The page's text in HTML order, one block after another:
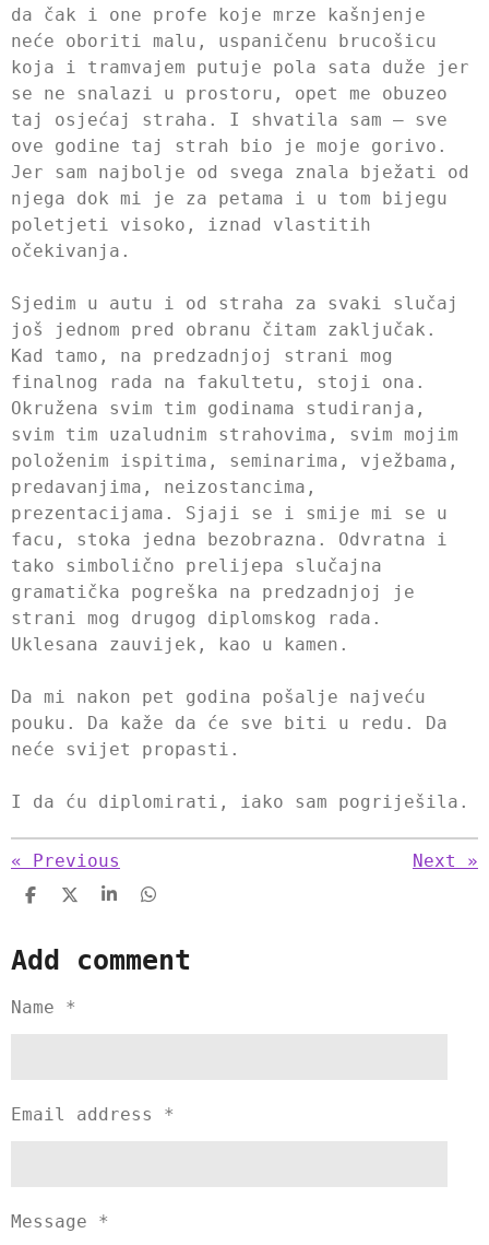
da čak i one profe koje mrze kašnjenje
neće oboriti malu, uspaničenu brucošicu
koja i tramvajem putuje pola sata duže jer
se ne snalazi u prostoru, opet me obuzeo
taj osjećaj straha. I shvatila sam – sve
ove godine taj strah bio je moje gorivo.
Jer sam najbolje od svega znala bježati od
njega dok mi je za petama i u tom bijegu
poletjeti visoko, iznad vlastitih
očekivanja.
Sjedim u autu i od straha za svaki slučaj
još jednom pred obranu čitam zaključak.
Kad tamo, na predzadnjoj strani mog
finalnog rada na fakultetu, stoji ona.
Okružena svim tim godinama studiranja,
svim tim uzaludnim strahovima, svim mojim
položenim ispitima, seminarima, vježbama,
predavanjima, neizostancima,
prezentacijama. Sjaji se i smije mi se u
facu, stoka jedna bezobrazna. Odvratna i
tako simbolično prelijepa slučajna
gramatička pogreška na predzadnjoj je
strani mog drugog diplomskog rada.
Uklesana zauvijek, kao u kamen.
Da mi nakon pet godina pošalje najveću
pouku. Da kaže da će sve biti u redu. Da
neće svijet propasti.
I da ću diplomirati, iako sam pogriješila.
« Previous Next »
S
r
e
S
S
r
e
S
r
e
Add comment
Name *
Email address *
Message *